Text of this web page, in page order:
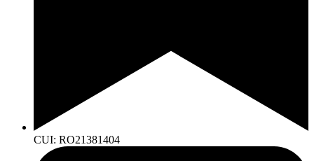
CUI: RO21381404